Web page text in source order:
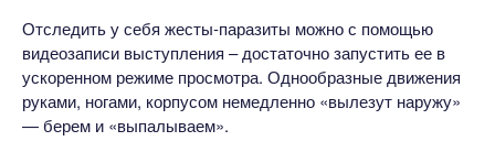
Отследить у себя жесты-паразиты можно с помощью
видеозаписи выступления – достаточно запустить ее в
ускоренном режиме просмотра. Однообразные движения
руками, ногами, корпусом немедленно «вылезут наружу»
— берем и «выпалываем».